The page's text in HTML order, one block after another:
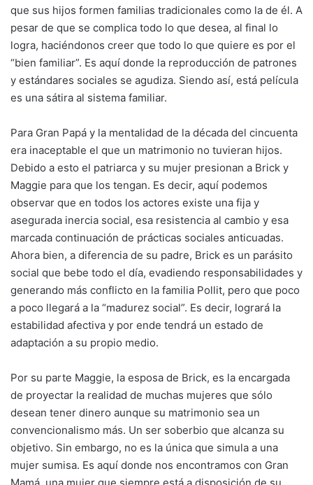
que sus hijos formen familias tradicionales como la de él. A
pesar de que se complica todo lo que desea, al final lo
logra, haciéndonos creer que todo lo que quiere es por el
“bien familiar”. Es aquí donde la reproducción de patrones
y estándares sociales se agudiza. Siendo así, está película
es una sátira al sistema familiar.
Para Gran Papá y la mentalidad de la década del cincuenta
era inaceptable el que un matrimonio no tuvieran hijos.
Debido a esto el patriarca y su mujer presionan a Brick y
Maggie para que los tengan. Es decir, aquí podemos
observar que en todos los actores existe una fija y
asegurada inercia social, esa resistencia al cambio y esa
marcada continuación de prácticas sociales anticuadas.
Ahora bien, a diferencia de su padre, Brick es un parásito
social que bebe todo el día, evadiendo responsabilidades y
generando más conflicto en la familia Pollit, pero que poco
a poco llegará a la “madurez social”. Es decir, logrará la
estabilidad afectiva y por ende tendrá un estado de
adaptación a su propio medio.
Por su parte Maggie, la esposa de Brick, es la encargada
de proyectar la realidad de muchas mujeres que sólo
desean tener dinero aunque su matrimonio sea un
convencionalismo más. Un ser soberbio que alcanza su
objetivo. Sin embargo, no es la única que simula a una
mujer sumisa. Es aquí donde nos encontramos con Gran